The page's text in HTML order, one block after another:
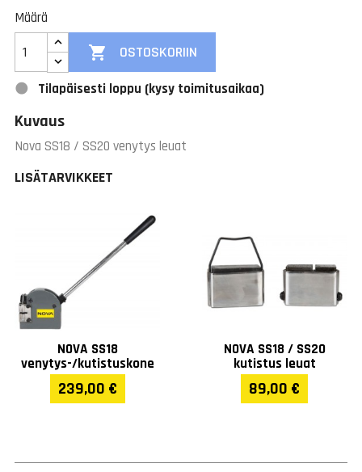
Määrä
 OSTOSKORIIN
Tilapäisesti loppu (kysy toimitusaikaa)
Kuvaus
Nova SS18 / SS20 venytys leuat
LISÄTARVIKKEET
NOVA SS18
venytys-/kutistuskone
239,00 €
NOVA SS18 / SS20
kutistus leuat
89,00 €